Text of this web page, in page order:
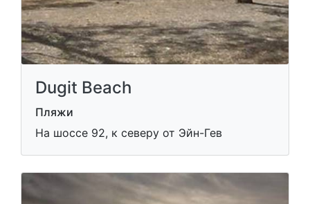
Dugit Beach
Пляжи
На шоссе 92, к северу от Эйн-Гев